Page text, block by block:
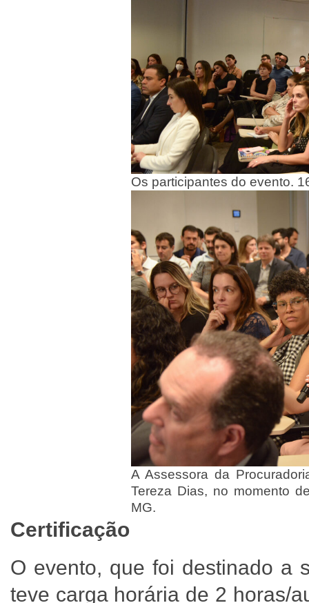
Os participantes do evento.
A Assessora da
Tereza Dias, no momento
MG.
Certificação
O evento, que foi destinado a
teve carga horária de 2 horas/